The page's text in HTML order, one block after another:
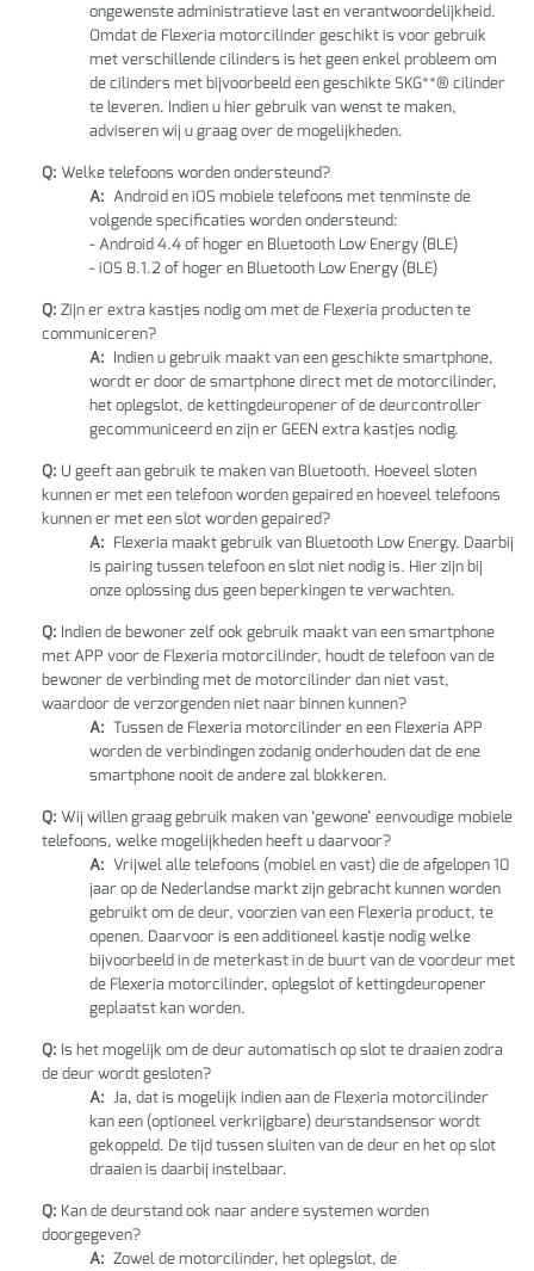
ongewenste administratieve last en verantwoordelijkheid.
Omdat de Flexeria motorcilinder geschikt is voor gebruik
met verschillende cilinders is het geen enkel probleem om
de cilinders met bijvoorbeeld een geschikte SKG**® cilinder
te leveren. Indien u hier gebruik van wenst te maken,
adviseren wij u graag over de mogelijkheden.
Q: Welke telefoons worden ondersteund?
A: Android en iOS mobiele telefoons met tenminste de
volgende specificaties worden ondersteund:
- Android 4.4 of hoger en Bluetooth Low Energy (BLE)
- iOS 8.1.2 of hoger en Bluetooth Low Energy (BLE)
Q: Zijn er extra kastjes nodig om met de Flexeria producten te
communiceren?
A: Indien u gebruik maakt van een geschikte smartphone,
wordt er door de smartphone direct met de motorcilinder,
het oplegslot, de kettingdeuropener of de deurcontroller
gecommuniceerd en zijn er GEEN extra kastjes nodig.
Q: U geeft aan gebruik te maken van Bluetooth. Hoeveel sloten
kunnen er met een telefoon worden gepaired en hoeveel telefoons
kunnen er met een slot worden gepaired?
A: Flexeria maakt gebruik van Bluetooth Low Energy. Daarbij
is pairing tussen telefoon en slot niet nodig is. Hier zijn bij
onze oplossing dus geen beperkingen te verwachten.
Q: Indien de bewoner zelf ook gebruik maakt van een smartphone
met APP voor de Flexeria motorcilinder, houdt de telefoon van de
bewoner de verbinding met de motorcilinder dan niet vast,
waardoor de verzorgenden niet naar binnen kunnen?
A: Tussen de Flexeria motorcilinder en een Flexeria APP
worden de verbindingen zodanig onderhouden dat de ene
smartphone nooit de andere zal blokkeren.
Q: Wij willen graag gebruik maken van ‘gewone’ eenvoudige mobiele
telefoons, welke mogelijkheden heeft u daarvoor?
A: Vrijwel alle telefoons (mobiel en vast) die de afgelopen 10
jaar op de Nederlandse markt zijn gebracht kunnen worden
gebruikt om de deur, voorzien van een Flexeria product, te
openen. Daarvoor is een additioneel kastje nodig welke
bijvoorbeeld in de meterkast in de buurt van de voordeur met
de Flexeria motorcilinder, oplegslot of kettingdeuropener
geplaatst kan worden.
Q: Is het mogelijk om de deur automatisch op slot te draaien zodra
de deur wordt gesloten?
A: Ja, dat is mogelijk indien aan de Flexeria motorcilinder
kan een (optioneel verkrijgbare) deurstandsensor wordt
gekoppeld. De tijd tussen sluiten van de deur en het op slot
draaien is daarbij instelbaar.
Q: Kan de deurstand ook naar andere systemen worden
doorgegeven?
A: Zowel de motorcilinder, het oplegslot, de